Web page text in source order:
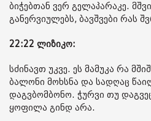
ბიჭებთან ვერ გელაპარაკე.
განერვიულებს, ბავშვები რას
22:22 ლიზიკო:
სძინავთ უკვე. ეს მამუკა რა
ბალონი მოხსნა და სადღაც
დაგვბომბონო. ჭურვი თუ
ყოფილა გინდ არა.